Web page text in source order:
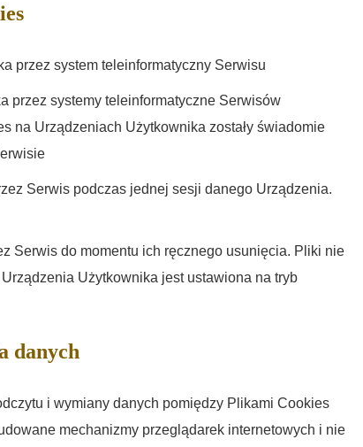
przez system teleinformatyczny Serwisu
przez systemy teleinformatyczne Serwisów
na Urządzeniach Użytkownika zostały świadomie
Serwis podczas jednej sesji danego Urządzenia.
Serwis do momentu ich ręcznego usunięcia. Pliki nie
Użytkownika jest ustawiona na tryb
danych
i wymiany danych pomiędzy Plikami Cookies
mechanizmy przeglądarek internetowych i nie